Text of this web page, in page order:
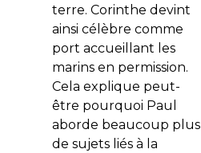
terre. Corinthe devint
ainsi célèbre comme
port accueillant les
marins en permission.
Cela explique peut-
être pourquoi Paul
aborde beaucoup plus
de sujets liés à la